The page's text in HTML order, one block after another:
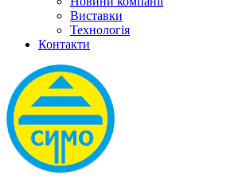
Виставки
Технологія
Контакти